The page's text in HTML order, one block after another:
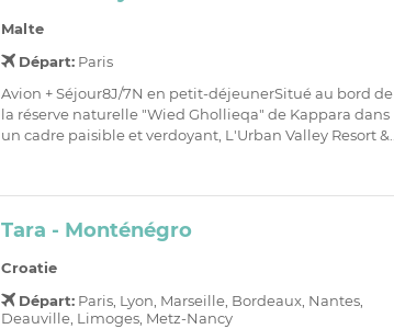
Malte
Départ:Paris
Avion + Séjour8J/7N en petit-déjeunerSitué au bord de
la réserve naturelle "Wied Ghollieqa" de Kappara dans
un cadre paisible et verdoyant, L'Urban Valley Resort &...
Tara - Monténégro
Croatie
Départ:Paris, Lyon, Marseille, Bordeaux, Nantes,
Deauville, Limoges, Metz-Nancy